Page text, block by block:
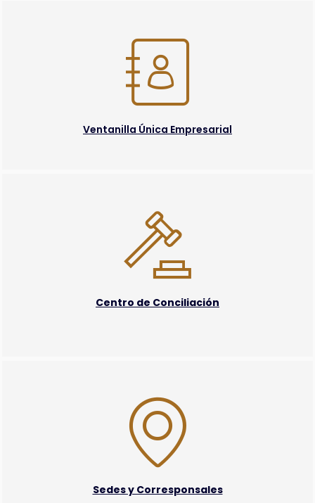
Ventanilla Única Empresarial
Centro de Conciliación
Sedes y Corresponsales